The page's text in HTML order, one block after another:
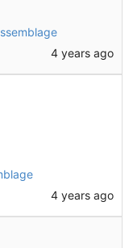
4 years ago
4 years ago